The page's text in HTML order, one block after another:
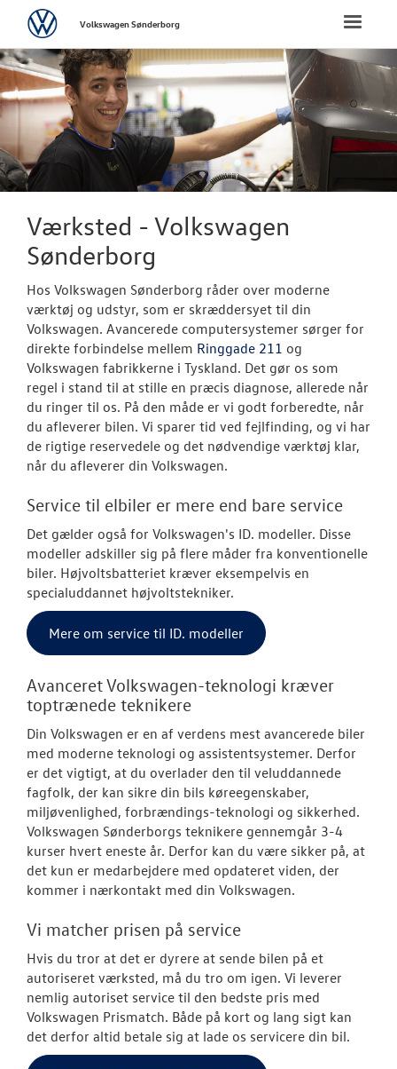
FORSIDE
NYE
NYE VAREBILER
Bestil tid på
Hjulskifte
Service Cam
Kontrol af
Volkswagen
Service 5+
Service til din
Fælgerep
SKADECENTER
Toggle
VolkswagenVolkswagen Sønderborg
Værksted - Volkswagen
Sønderborg
Hos Volkswagen Sønderborg råder over moderne
værktøj og udstyr, som er skræddersyet til din
Volkswagen. Avancerede computersystemer sørger for
direkte forbindelse mellem Ringgade 211 og
Volkswagen fabrikkerne i Tyskland. Det gør os som
regel i stand til at stille en præcis diagnose, allerede når
du ringer til os. På den måde er vi godt forberedte, når
du afleverer bilen. Vi sparer tid ved fejlfinding, og vi har
de rigtige reservedele og det nødvendige værktøj klar,
når du afleverer din Volkswagen.
Service til elbiler er mere end bare service
Det gælder også for Volkswagen's ID. modeller. Disse
modeller adskiller sig på flere måder fra konventionelle
biler. Højvoltsbatteriet kræver eksempelvis en
specialuddannet højvoltstekniker.
Mere om service til ID. modeller
Avanceret Volkswagen-teknologi kræver
toptrænede teknikere
Din Volkswagen er en af verdens mest avancerede biler
med moderne teknologi og assistentsystemer. Derfor
er det vigtigt, at du overlader den til veluddannede
fagfolk, der kan sikre din bils køreegenskaber,
miljøvenlighed, forbrændings-teknologi og sikkerhed.
Volkswagen Sønderborgs teknikere gennemgår 3-4
kurser hvert eneste år. Derfor kan du være sikker på, at
det kun er medarbejdere med opdateret viden, der
kommer i nærkontakt med din Volkswagen.
Vi matcher prisen på service
Hvis du tror at det er dyrere at sende bilen på et
autoriseret værksted, må du tro om igen. Vi leverer
nemlig autoriset service til den bedste pris med
Volkswagen Prismatch. Både på kort og lang sigt kan
det derfor altid betale sig at lade os servicere din bil.